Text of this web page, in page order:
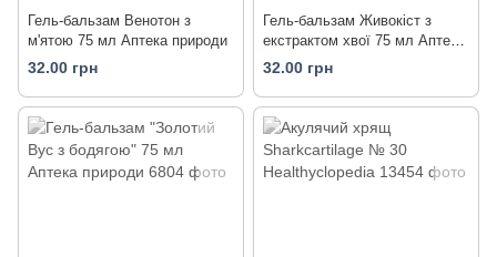
Гель-бальзам Венотон з
м'ятою 75 мл Аптека природи
32.00 грн
Гель-бальзам Живокіст з
екстрактом хвої 75 мл Аптека
природи
32.00 грн